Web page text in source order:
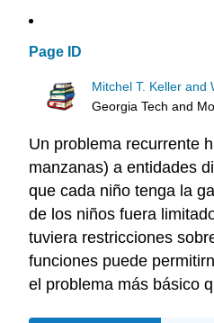
Page ID
Mitchel T. Keller and
Georgia Tech and
Un problema recurrente
manzanas) a entidades
que cada niño tenga la
de los niños fuera
tuviera restricciones
funciones puede
el problema más básico